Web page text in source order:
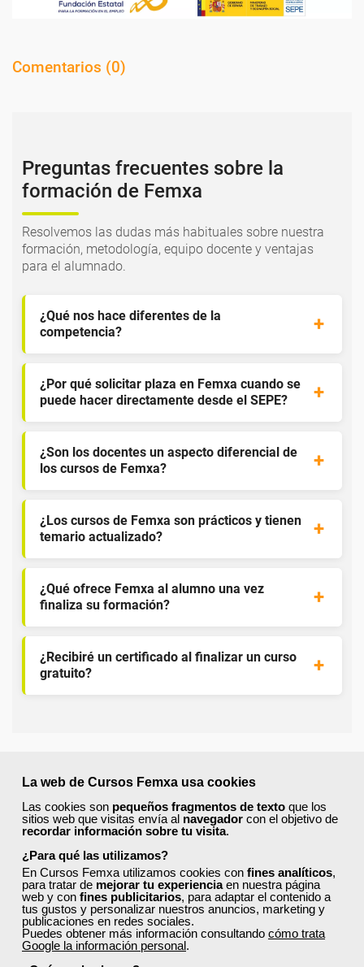
La web de Cursos Femxa usa cookies
Las cookies son pequeños fragmentos de texto que los
sitios web que visitas envía al navegador con el objetivo de
recordar información sobre tu visita.
¿Para qué las utilizamos?
En Cursos Femxa utilizamos cookies con fines analíticos,
para tratar de mejorar tu experienciaen nuestra página
web y con fines publicitarios, para adaptar el contenido a
tus gustos y personalizar nuestros anuncios, marketing y
publicaciones en redes sociales.
Puedes obtener más información consultando cómo trata
Google la información personal.
Comentarios (0)
Preguntas frecuentes sobre la
formación de Femxa
Resolvemos las dudas más habituales sobre nuestra
formación, metodología, equipo docente y ventajas
para el alumnado.
¿Qué nos hace diferentes de la
competencia?
¿Por qué solicitar plaza en Femxa cuando se
puede hacer directamente desde el SEPE?
¿Son los docentes un aspecto diferencial de
los cursos de Femxa?
¿Los cursos de Femxa son prácticos y tienen
temario actualizado?
¿Qué ofrece Femxa al alumno una vez
finaliza su formación?
¿Recibiré un certificado al finalizar un curso
gratuito?
¡Únete a la Comunidad Femxa!
Actualmenteeste curso está cerradoy no hay plazas
disponibles.
Si todavía no tienes cuenta de usuario,
tu sector profesional y tus preferencias formativas. Si ya
estás registrado, inicia sesión a continuación y filtra tu
búsqueda para encontrar los cursos que se ajusten a tu
perfil.